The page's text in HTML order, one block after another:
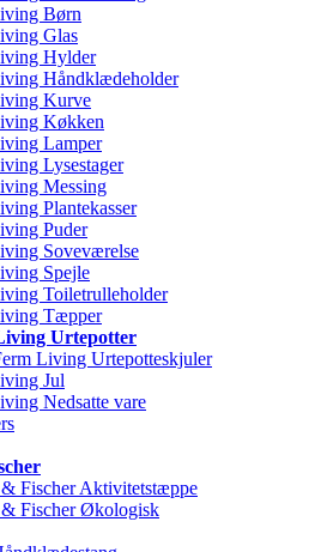
Børn
Glas
Hylder
Håndklædeholder
Kurve
Køkken
Lamper
Lysestager
Messing
Plantekasser
Puder
Soveværelse
Spejle
Toiletrulleholder
Tæpper
Urtepotter
Living Urtepotteskjuler
Jul
Nedsatte vare
Fischer Aktivitetstæppe
Fischer Økologisk